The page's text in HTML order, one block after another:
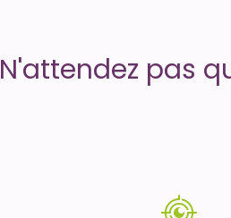
N'attendez pas